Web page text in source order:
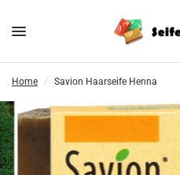
Home / Savion Haarseife Henna